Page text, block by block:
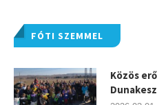
FÓTI SZEMMEL
Közös